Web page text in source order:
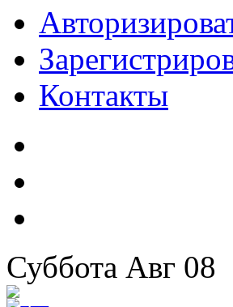
Контакты
Суббота Авг 08